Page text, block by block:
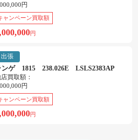
円
ャンペーン買取額
円
出張
ンゲ 1815 238.026E LSLS2383AP
買取額：
円
ャンペーン買取額
円